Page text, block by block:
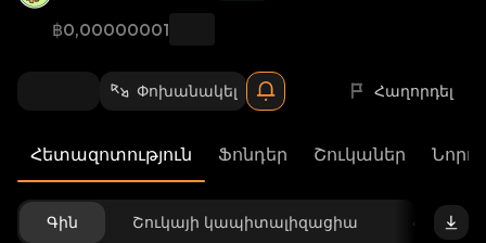
฿0,00000001
Փոխանակել Հաղորդել
Հետազոտություն Ֆոնդեր Շուկաներ
Գին Շուկայի կապիտալիզացիա